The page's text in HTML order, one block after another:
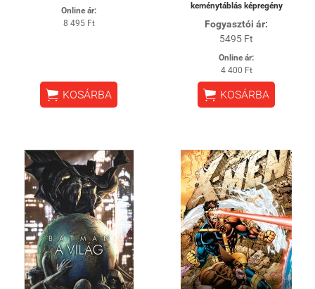
Online ár:
8 495 Ft
 KOSÁRBA
keménytáblás képregény
Fogyasztói ár:
5495 Ft
Online ár:
4 400 Ft
 KOSÁRBA